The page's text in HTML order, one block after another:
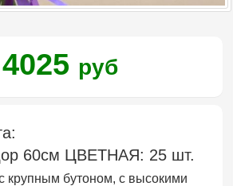
4025 руб
60см ЦВЕТНАЯ: 25 шт.
крупным бутоном, с высокими